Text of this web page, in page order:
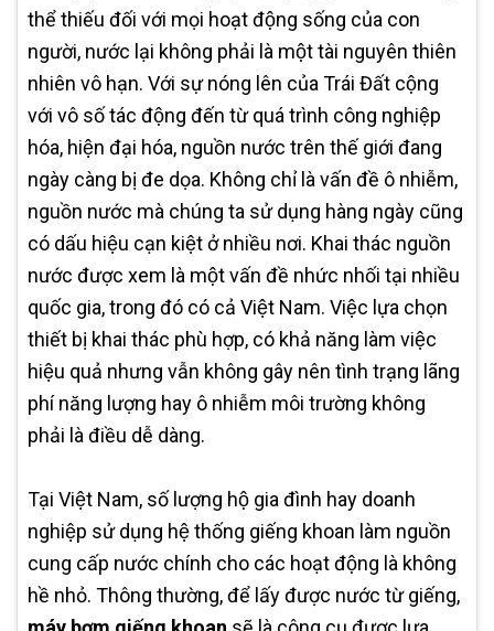
thể thiếu đối với mọi hoạt động sống của con
người, nước lại không phải là một tài nguyên thiên
nhiên vô hạn. Với sự nóng lên của Trái Đất cộng
với vô số tác động đến từ quá trình công nghiệp
hóa, hiện đại hóa, nguồn nước trên thế giới đang
ngày càng bị đe dọa. Không chỉ là vấn đề ô nhiễm,
nguồn nước mà chúng ta sử dụng hàng ngày cũng
có dấu hiệu cạn kiệt ở nhiều nơi. Khai thác nguồn
nước được xem là một vấn đề nhức nhối tại nhiều
quốc gia, trong đó có cả Việt Nam. Việc lựa chọn
thiết bị khai thác phù hợp, có khả năng làm việc
hiệu quả nhưng vẫn không gây nên tình trạng lãng
phí năng lượng hay ô nhiễm môi trường không
phải là điều dễ dàng.
Tại Việt Nam, số lượng hộ gia đình hay doanh
nghiệp sử dụng hệ thống giếng khoan làm nguồn
cung cấp nước chính cho các hoạt động là không
hề nhỏ. Thông thường, để lấy được nước từ giếng,